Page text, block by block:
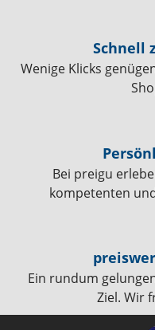
Schnell
Wenige Klicks
Bei preigu
kompetenten
Ein rundum
Ziel. Wir